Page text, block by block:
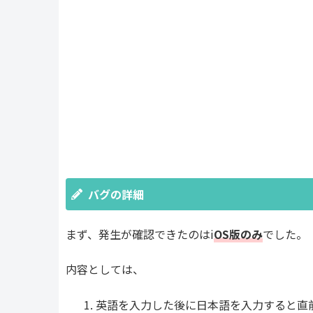
バグの詳細
まず、発生が確認できたのはiOS版のみでした。
内容としては、
英語を入力した後に日本語を入力すると